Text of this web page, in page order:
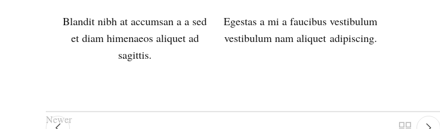
Blandit nibh at accumsan a a sed
et diam himenaeos aliquet ad
sagittis.
Egestas a mi a faucibus vestibulum
vestibulum nam aliquet adipiscing.
Newer